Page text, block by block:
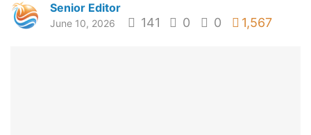
Senior Editor
June 10, 2026 141 0 0 1,567